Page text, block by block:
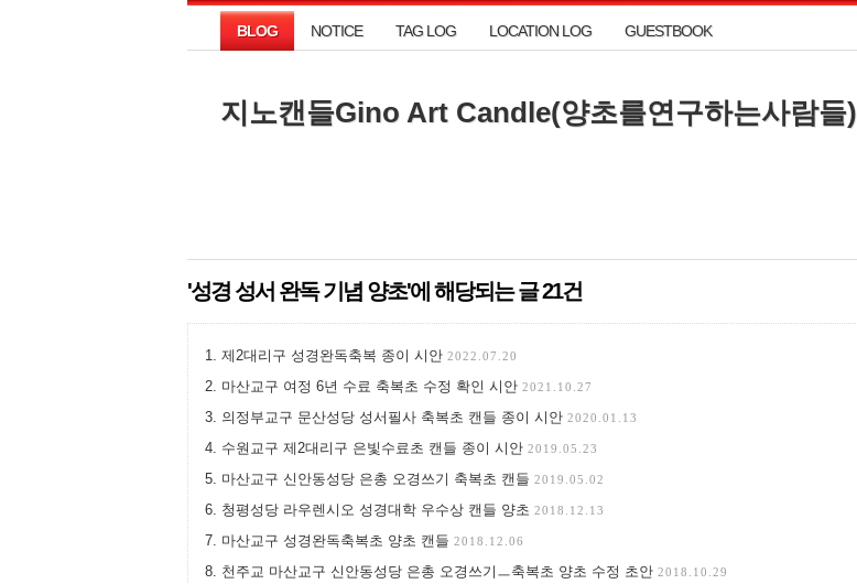
지노캔들Gino Art Candle(양초를연구하는사람들)
지노캔들Gino Art Candle(양초를연구하는사람들)
BLOG
BLOG NOTICE
NOTICE TAG LOG
TAG LOG LOCATION LOG
LOCATION LOG GUESTBOOK
GUESTBOOK
'성경 성서 완독 기념 양초'에 해당되는 글 21건
제2대리구 성경완독축복 종이 시안 2022.07.20
마산교구 여정 6년 수료 축복초 수정 확인 시안 2021.10.27
의정부교구 문산성당 성서필사 축복초 캔들 종이 시안 2020.01.13
수원교구 제2대리구 은빛수료초 캔들 종이 시안 2019.05.23
마산교구 신안동성당 은총 오경쓰기 축복초 캔들 2019.05.02
청평성당 라우렌시오 성경대학 우수상 캔들 양초 2018.12.13
마산교구 성경완독축복초 양초 캔들 2018.12.06
천주교 마산교구 신안동성당 은총 오경쓰기ㅡ축복초 양초 수정 초안 2018.10.29